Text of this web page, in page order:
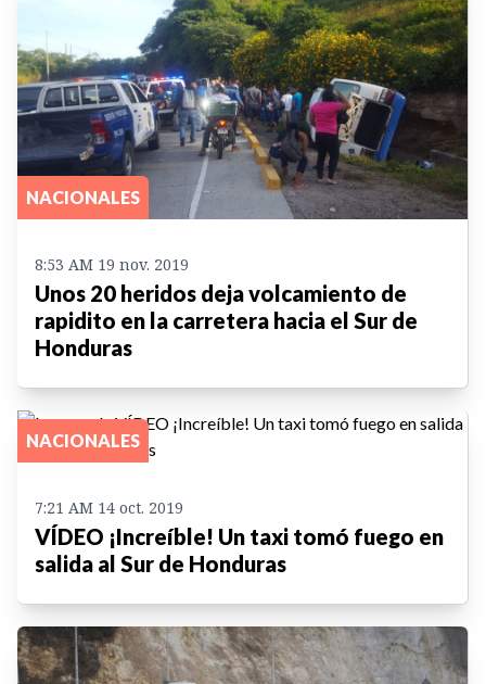
NACIONALES
8:53 AM 19 nov. 2019
Unos 20 heridos deja volcamiento de
rapidito en la carretera hacia el Sur de
Honduras
NACIONALES
7:21 AM 14 oct. 2019
VÍDEO ¡Increíble! Un taxi tomó fuego en
salida al Sur de Honduras